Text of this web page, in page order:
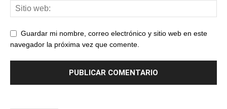
Guardar mi nombre, correo electrónico y sitio web en este
navegador la próxima vez que comente.